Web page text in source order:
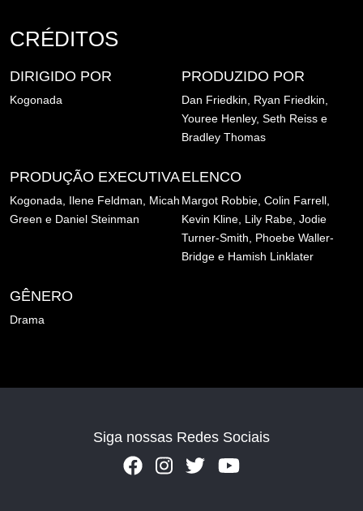
CRÉDITOS
DIRIGIDO POR
Kogonada
PRODUZIDO POR
Dan Friedkin,
Ryan Friedkin,
Youree Henley, Seth Reiss e
Bradley Thomas
PRODUÇÃO EXECUTIVA
Kogonada, Ilene Feldman,
Micah
Green e Daniel Steinman
ELENCO
Margot Robbie, Colin Farrell,
Kevin Kline, Lily Rabe, Jodie
Turner-Smith,
Phoebe Waller-
Bridge e Hamish Linklater
GÊNERO
Drama
Siga nossas Redes Sociais